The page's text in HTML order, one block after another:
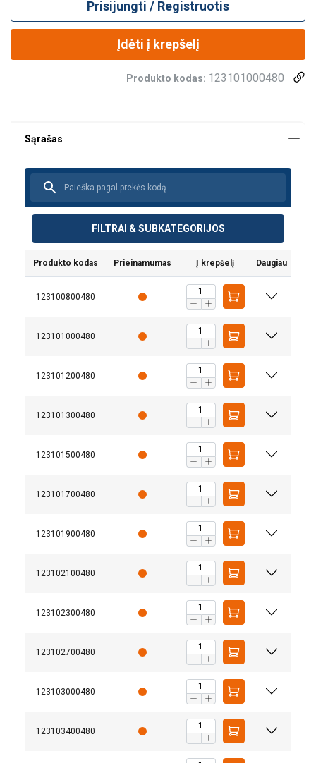
Prisijungti / Registruotis
Įdėti į krepšelį
Produkto kodas: 123101000480
FILTRAI & SUBKATEGORIJOS
Produkto kodas Prieinamumas Į krepšelį Daugiau
123100800480
123101000480
123101200480
123101300480
123101500480
123101700480
123101900480
123102100480
123102300480
123102700480
123103000480
123103400480